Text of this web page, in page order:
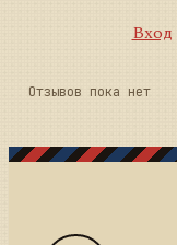
Вход
Отзывов пока нет